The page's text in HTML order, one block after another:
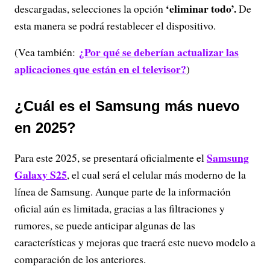
descargadas, selecciones la opción ‘eliminar todo’.De
esta manera se podrá restablecer el dispositivo.
(Vea también: ¿Por qué se deberían actualizar las
aplicaciones que están en el televisor?)
¿Cuál es el Samsung más nuevo
en 2025?
Para este 2025, se presentará oficialmente elSamsung
Galaxy S25, el cual será el celular más moderno de la
línea de Samsung. Aunque parte de la información
oficial aún es limitada, gracias a las filtraciones y
rumores, se puede anticipar algunas de las
características y mejoras que traerá este nuevo modelo a
comparación de los anteriores.